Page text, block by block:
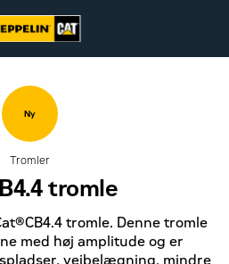
Ny
Tromler
tromle
tromle. Denne tromle
med høj amplitude og er
vejbelægning, mindre